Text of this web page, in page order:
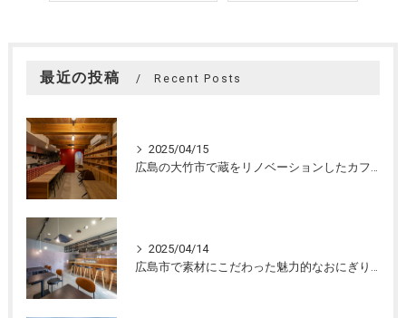
最近の投稿 Recent Posts
2025/04/15
2025/04/14